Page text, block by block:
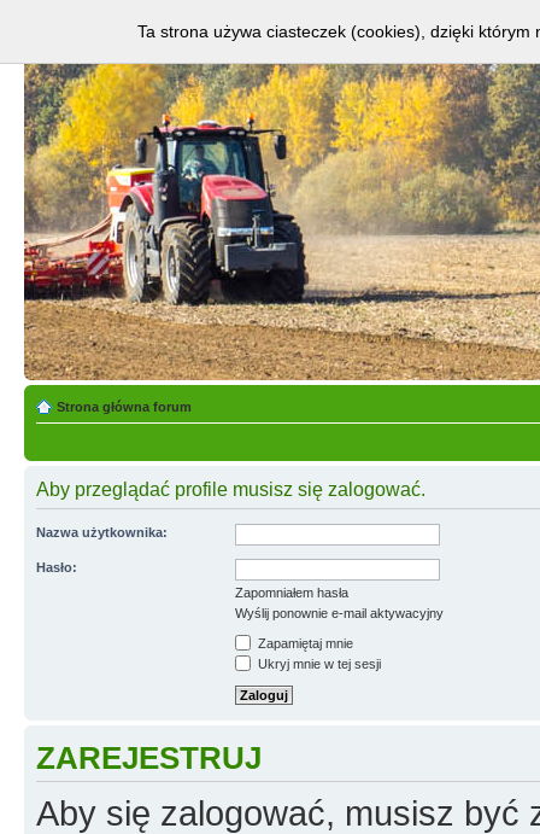
Strona główna forum
Aby przeglądać profile musisz się zalogować.
Nazwa użytkownika:
Hasło:
Zapomniałem hasła
Wyślij ponownie e-mail aktywacyjny
Zapamiętaj mnie
Ukryj mnie w tej sesji
ZAREJESTRUJ
Aby się zalogować, musisz być
Ta strona używa ciasteczek (cookies), dzięki którym